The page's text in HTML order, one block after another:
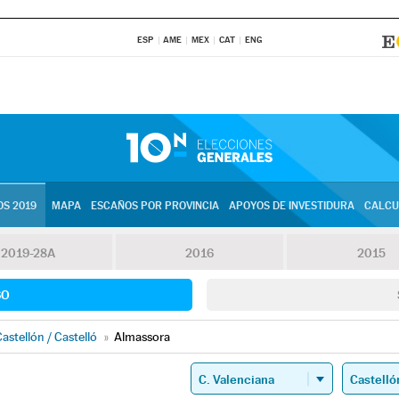
ESP AME MEX CAT ENG
2019 MAPA ESCAÑOS POR PROVINCIA APOYOS DE INVESTIDURA
2019-28A 2016 2015
/ Castelló » Almassora